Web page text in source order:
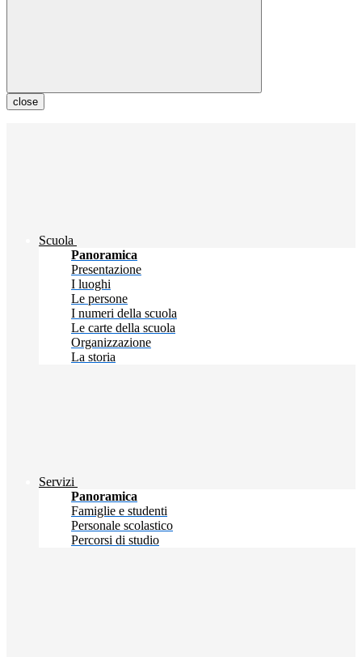
close
Scuola
Panoramica
Presentazione
I luoghi
Le persone
I numeri della scuola
Le carte della scuola
Organizzazione
La storia
Servizi
Panoramica
Famiglie e studenti
Personale scolastico
Percorsi di studio